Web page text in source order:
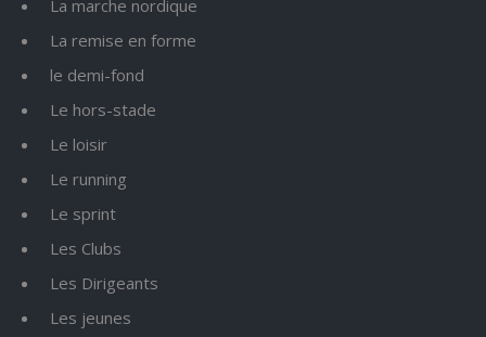
La marche nordique
La remise en forme
le demi-fond
Le hors-stade
Le loisir
Le running
Le sprint
Les Clubs
Les Dirigeants
Les jeunes